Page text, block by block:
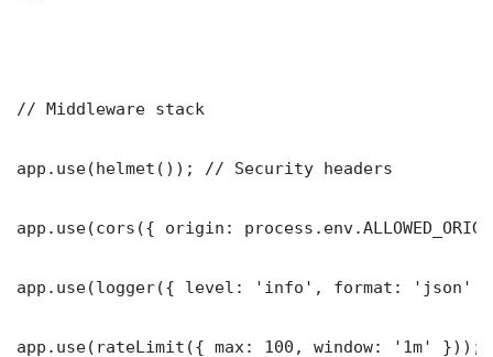
// Middleware stack
app.use(helmet()); // Security headers
app.use(cors({ origin:
app.use(logger({ level: 'info', format: 'json'
app.use(rateLimit({ max: 100, window: '1m' }));